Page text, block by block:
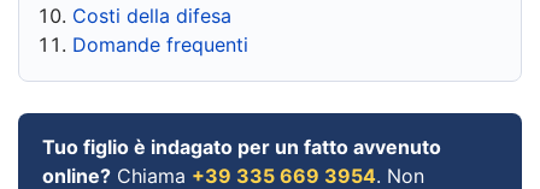
Costi della difesa
Domande frequenti
Tuo figlio è indagato per un fatto avvenuto
online? Chiama +39 335 669 3954. Non